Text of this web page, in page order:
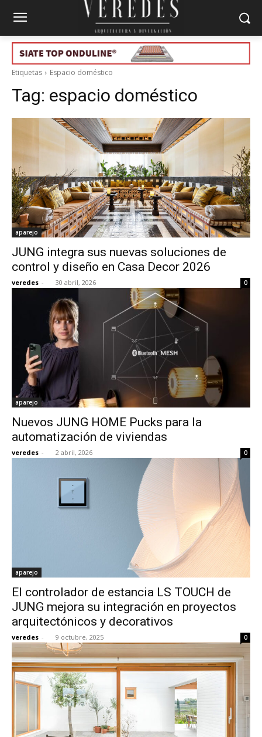
Etiquetas Espacio doméstico
Tag: espacio doméstico
aparejo
JUNG integra sus nuevas soluciones de
control y diseño en Casa Decor 2026
veredes - 30 abril, 2026 0
aparejo
Nuevos JUNG HOME Pucks para la
automatización de viviendas
veredes - 2 abril, 2026 0
aparejo
El controlador de estancia LS TOUCH de
JUNG mejora su integración en proyectos
arquitectónicos y decorativos
veredes - 9 octubre, 2025 0